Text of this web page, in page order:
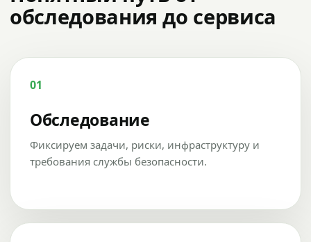
обследования до сервиса
01
Обследование
Фиксируем задачи, риски, инфраструктуру и
требования службы безопасности.